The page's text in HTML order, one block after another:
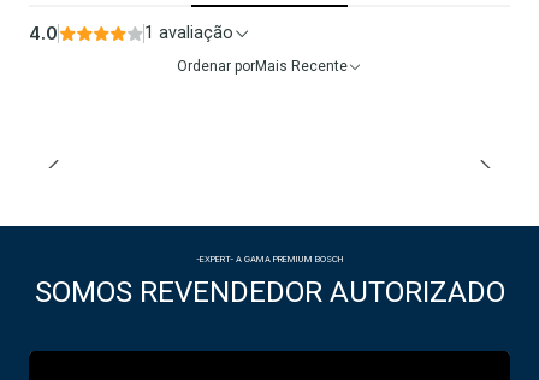
4.0 1 avaliação
Ordenar porMais Recente
-EXPERT- A GAMA PREMIUM BOSCH
SOMOS REVENDEDOR AUTORIZADO